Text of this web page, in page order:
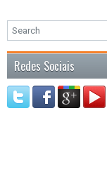
Redes Sociais